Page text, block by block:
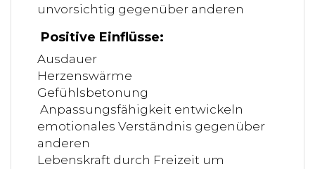
unvorsichtig gegenüber anderen
Positive Einflüsse:
Ausdauer
Herzenswärme
Gefühlsbetonung
Anpassungsfähigkeit entwickeln
emotionales Verständnis gegenüber
anderen
Lebenskraft durch Freizeit um